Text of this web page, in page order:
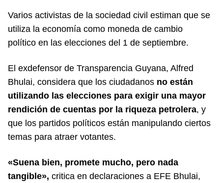
Varios activistas de la sociedad civil estiman que se
utiliza la economía como moneda de cambio
político en las elecciones del 1 de septiembre.
El exdefensor de Transparencia Guyana, Alfred
Bhulai, considera que los ciudadanos no están
utilizando las elecciones para exigir una mayor
rendición de cuentas por la riqueza petrolera, y
que los partidos políticos están manipulando ciertos
temas para atraer votantes.
«Suena bien, promete mucho, pero nada
tangible», critica en declaraciones a EFE Bhulai,